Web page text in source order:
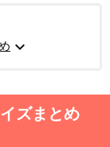
expand_more
ズまとめ